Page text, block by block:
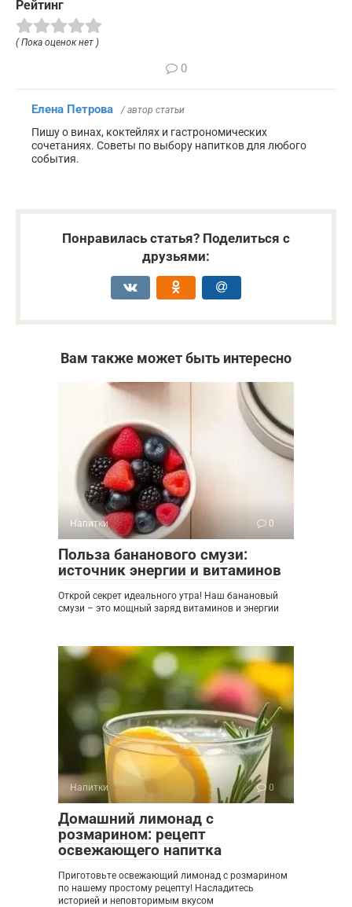
Рейтинг
( Пока оценок нет )
0
Елена Петрова / автор статьи
Пишу о винах, коктейлях и гастрономических
сочетаниях. Советы по выбору напитков для любого
события.
Понравилась статья? Поделиться с
друзьями:
Вам также может быть интересно
Напитки 0
Польза бананового смузи:
источник энергии и витаминов
Открой секрет идеального утра! Наш банановый
смузи – это мощный заряд витаминов и энергии
Напитки 0
Домашний лимонад с
розмарином: рецепт
освежающего напитка
Приготовьте освежающий лимонад с розмарином
по нашему простому рецепту! Насладитесь
историей и неповторимым вкусом